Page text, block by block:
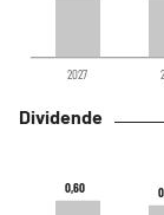
2027
Dividende
0,60
0,60